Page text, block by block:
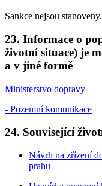
Sankce nejsou stanoveny.
23. Informace o
životní situace) je
a v jiné formě
Ministerstvo dopravy
- Pozemní komunikace
24. Související
Návrh na zřízení
prahu